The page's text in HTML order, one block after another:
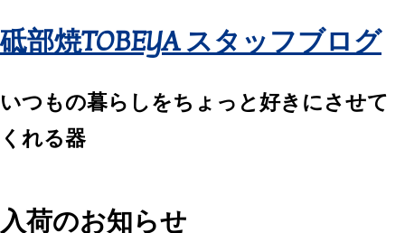
砥部焼TOBEYA スタッフブログ
いつもの暮らしをちょっと好きにさせて
くれる器
入荷のお知らせ